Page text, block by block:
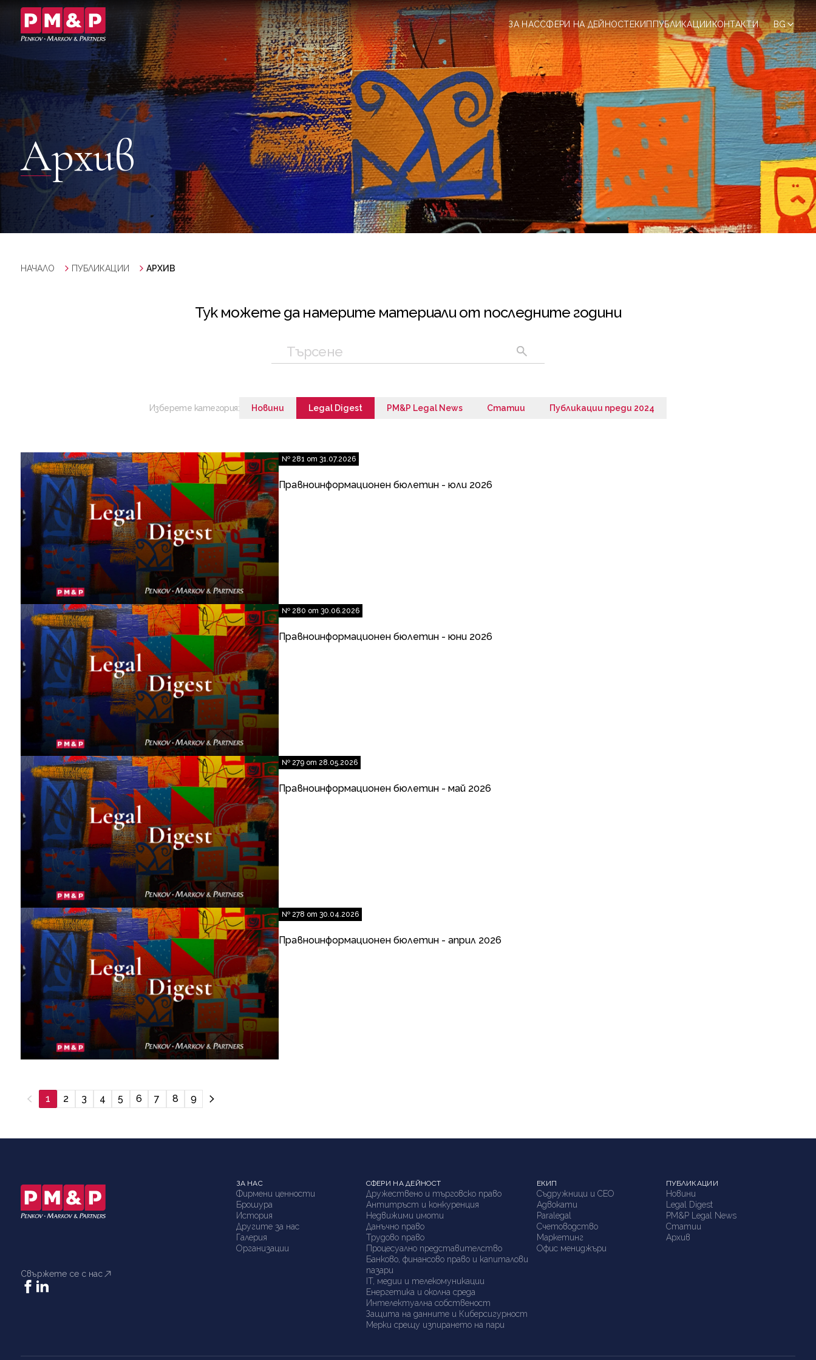
ЗА НАССФЕРИ НА ДЕЙНОСТЕКИППУБЛИКАЦИИКОНТАКТИ BG
Архив
НАЧАЛО ПУБЛИКАЦИИ АРХИВ
Тук можете да намерите материали от последните години
Изберете категория: Новини Legal Digest PM&P Legal News Статии Публикации преди 2024
№ 281 от 31.07.2026
Правноинформационен бюлетин - юли 2026
№ 280 от 30.06.2026
Правноинформационен бюлетин - юни 2026
№ 279 от 28.05.2026
Правноинформационен бюлетин - май 2026
№ 278 от 30.04.2026
Правноинформационен бюлетин - април 2026
1 2 3 4 5 6 7 8 9
Свържете се с нас
ЗА НАС
Фирмени ценности
Брошура
История
Другите за нас
Галерия
Организации
СФЕРИ НА ДЕЙНОСТ
Дружествено и търговско право
Антитръст и конкуренция
Недвижими имоти
Данъчно право
Трудово право
Процесуално представителство
Банково, финансово право и капиталови
пазари
IT, медии и телекомуникации
Енергетика и околна среда
Интелектуална собственост
Защита на данните и Киберсигурност
Мерки срещу изпирането на пари
ЕКИП
Съдружници и СЕО
Адвокати
Paralegal
Счетоводство
Маркетинг
Офис мениджъри
ПУБЛИКАЦИИ
Новини
Legal Digest
PM&P Legal News
Статии
Архив